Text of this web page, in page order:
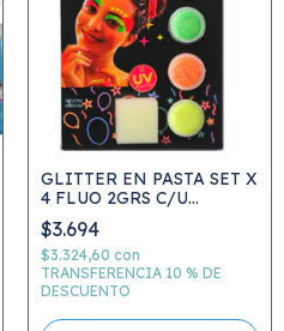
GLITTER EN PASTA SET X
4 FLUO 2GRS C/U
MAQUILLAJE ARTISTICO
TEATRAL C.0019
$3.694
$3.324,60 con
TRANSFERENCIA 10 % DE
DESCUENTO